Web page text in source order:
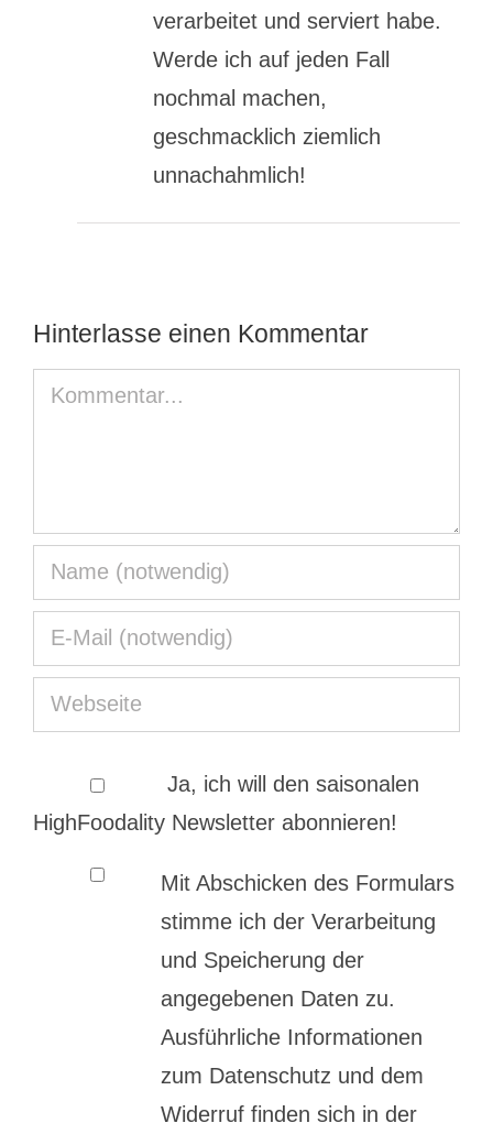
verarbeitet und serviert habe.
Werde ich auf jeden Fall
nochmal machen,
geschmacklich ziemlich
unnachahmlich!
Hinterlasse einen Kommentar
Kommentar
Ja, ich will den saisonalen
HighFoodality Newsletter abonnieren!
Mit Abschicken des Formulars
stimme ich der Verarbeitung
und Speicherung der
angegebenen Daten zu.
Ausführliche Informationen
zum Datenschutz und dem
Widerruf finden sich in der